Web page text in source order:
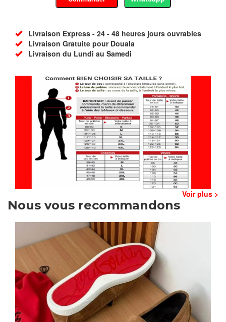
Livraison Express - 24 - 48 heures jours ouvrables
Livraison Gratuite pour Douala
Livraison du Lundi au Samedi
Voir plus >
Nous vous recommandons